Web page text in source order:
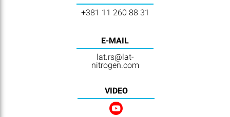
+381 11 260 88 31
E-MAIL
lat.rs@lat-
nitrogen.com
VIDEO